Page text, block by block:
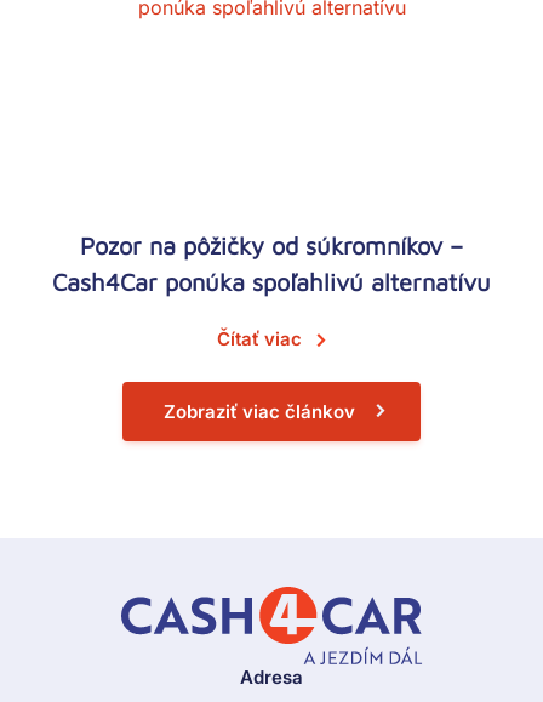
Pozor na pôžičky od súkromníkov –
Cash4Car ponúka spoľahlivú alternatívu
Čítať viac
Zobraziť viac článkov
Adresa